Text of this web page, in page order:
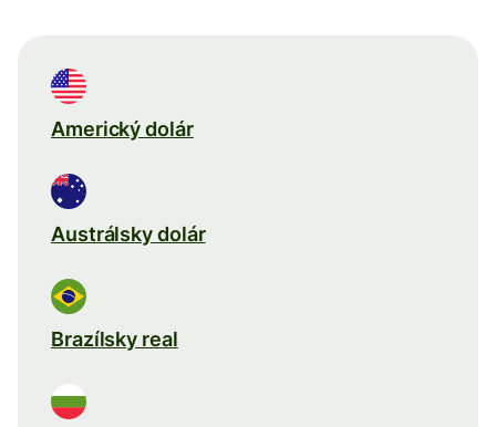
Americký dolár
Austrálsky dolár
Brazílsky real